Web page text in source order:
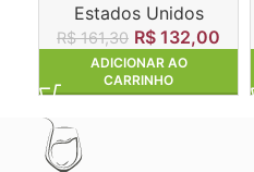
Estados Unidos
R$161,30 R$ 132,00
ADICIONAR AO
CARRINHO